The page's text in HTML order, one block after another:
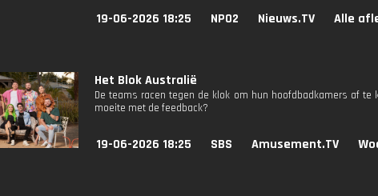
19-06-2026 18:25 NPO2 Nieuws.TV Alle
Het Blok Australië
De teams racen tegen de klok om hun hoofdbadkamers af
moeite met de feedback?
19-06-2026 18:25 SBS Amusement.TV